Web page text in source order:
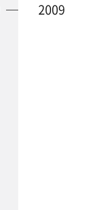
2009